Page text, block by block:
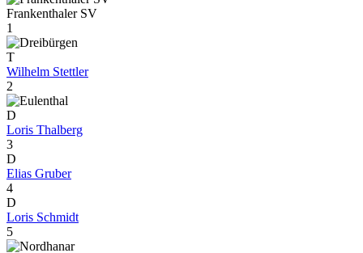
Frankenthaler SV
1
T
Wilhelm Stettler
2
D
Loris Thalberg
3
D
Elias Gruber
4
D
Loris Schmidt
5